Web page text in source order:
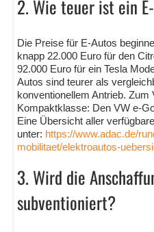
2. Wie teuer ist ein
Die Preise für E-Autos
knapp 22.000 Euro für den
92.000 Euro für ein Tesla
Autos sind teurer als
konventionellem Antrieb.
Kompaktklasse: Den VW e-
Eine Übersicht aller
unter: https://www.adac.de/
mobilitaet/elektroautos-
3. Wird die
subventioniert?